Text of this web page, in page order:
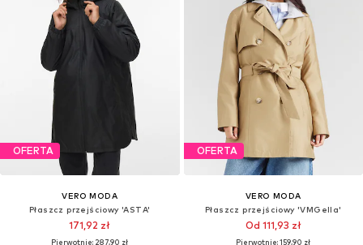
OFERTA
VERO MODA
Płaszcz przejściowy 'ASTA'
171,92 zł
Pierwotnie: 287,90 zł
OFERTA
VERO MODA
Płaszcz przejściowy 'VMGella'
Od 111,93 zł
Pierwotnie: 159,90 zł